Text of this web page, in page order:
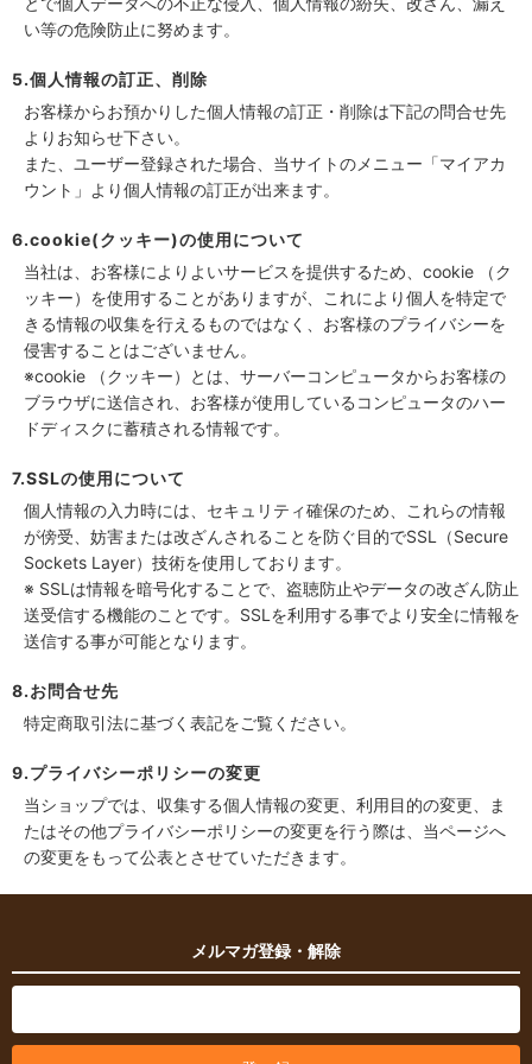
い等の危険防止に努めます。
5.個人情報の訂正、削除
お客様からお預かりした個人情報の訂正・削除は下記の問合せ先
よりお知らせ下さい。
また、ユーザー登録された場合、当サイトのメニュー「マイアカ
ウント」より個人情報の訂正が出来ます。
6.cookie(クッキー)の使用について
当社は、お客様によりよいサービスを提供するため、cookie （ク
ッキー）を使用することがありますが、これにより個人を特定で
きる情報の収集を行えるものではなく、お客様のプライバシーを
侵害することはございません。
※cookie （クッキー）とは、サーバーコンピュータからお客様の
ブラウザに送信され、お客様が使用しているコンピュータのハー
ドディスクに蓄積される情報です。
7.SSLの使用について
個人情報の入力時には、セキュリティ確保のため、これらの情報
が傍受、妨害または改ざんされることを防ぐ目的でSSL（Secure
Sockets Layer）技術を使用しております。
※ SSLは情報を暗号化することで、盗聴防止やデータの改ざん防止
送受信する機能のことです。SSLを利用する事でより安全に情報を
送信する事が可能となります。
8.お問合せ先
特定商取引法に基づく表記をご覧ください。
9.プライバシーポリシーの変更
当ショップでは、収集する個人情報の変更、利用目的の変更、ま
たはその他プライバシーポリシーの変更を行う際は、当ページへ
の変更をもって公表とさせていただきます。
メルマガ登録・解除